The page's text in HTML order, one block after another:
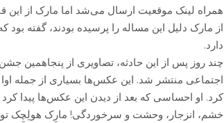
همراه لینک موقعیت ارسال می‌شد اما مارک از این
از مارک دلیل این مساله را پرسیده بودند، گفته بود
دارد.
چند روز پس از این حادثه، تصاویری از پنجاهمین
اجتماعی منتشر شد. این عکس‌ها بسیاری از جمله اوا
کرد. او احساسی که بعد از دیدن این عکس‌ها پیدا
خشم، انزجار، وحشت و سرخوردگی! مارِک هولِچِک